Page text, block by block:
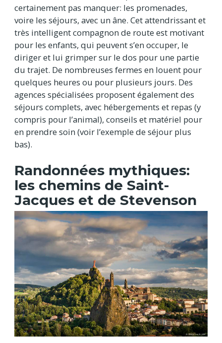
certainement pas manquer: les promenades,
voire les séjours, avec un âne. Cet attendrissant et
très intelligent compagnon de route est motivant
pour les enfants, qui peuvent s’en occuper, le
diriger et lui grimper sur le dos pour une partie
du trajet. De nombreuses fermes en louent pour
quelques heures ou pour plusieurs jours. Des
agences spécialisées proposent également des
séjours complets, avec hébergements et repas (y
compris pour l’animal), conseils et matériel pour
en prendre soin (voir l’exemple de séjour plus
bas).
Randonnées mythiques:
les chemins de Saint-
Jacques et de Stevenson